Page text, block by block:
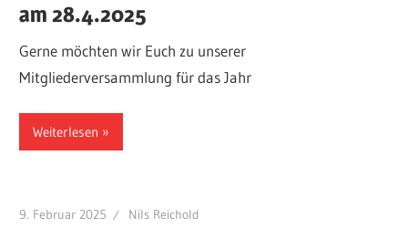
am 28.4.2025
Gerne möchten wir Euch zu unserer
Mitgliederversammlung für das Jahr
Weiterlesen
9. Februar 2025 Nils Reichold